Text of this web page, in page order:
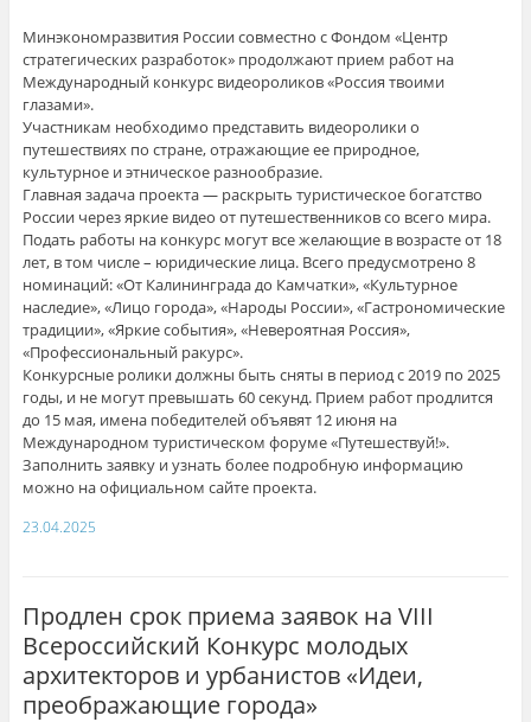
Минэкономразвития России совместно с Фондом «Центр
стратегических разработок» продолжают прием работ на
Международный конкурс видеороликов «Россия твоими
глазами».
Участникам необходимо представить видеоролики о
путешествиях по стране, отражающие ее природное,
культурное и этническое разнообразие.
Главная задача проекта — раскрыть туристическое богатство
России через яркие видео от путешественников со всего мира.
Подать работы на конкурс могут все желающие в возрасте от 18
лет, в том числе – юридические лица. Всего предусмотрено 8
номинаций: «От Калининграда до Камчатки», «Культурное
наследие», «Лицо города», «Народы России», «Гастрономические
традиции», «Яркие события», «Невероятная Россия»,
«Профессиональный ракурс».
Конкурсные ролики должны быть сняты в период с 2019 по 2025
годы, и не могут превышать 60 секунд. Прием работ продлится
до 15 мая, имена победителей объявят 12 июня на
Международном туристическом форуме «Путешествуй!».
Заполнить заявку и узнать более подробную информацию
можно на официальном сайте проекта.
23.04.2025
Продлен срок приема заявок на VIII
Всероссийский Конкурс молодых
архитекторов и урбанистов «Идеи,
преображающие города»